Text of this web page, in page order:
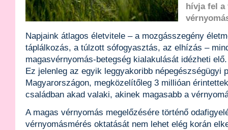
hívja fel a
Napjaink átlagos életvitele – a mozgásszegény
táplálkozás, a túlzott sófogyasztás, az elhízás –
magasvérnyomás-betegség kialakulását idézheti elő.
Ez jelenleg az egyik leggyakoribb népegészségügyi
Magyarországon, megközelítőleg 3 millióan
családban akad valaki, akinek magasabb a
A magas vérnyomás megelőzésére történő
vérnyomásmérés oktatását nem lehet elég korán